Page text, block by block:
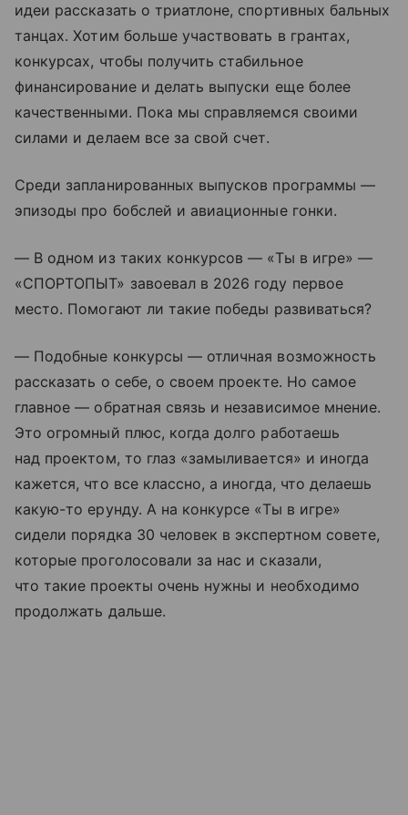
идеи рассказать о триатлоне, спортивных бальных
танцах. Хотим больше участвовать в грантах,
конкурсах, чтобы получить стабильное
финансирование и делать выпуски еще более
качественными. Пока мы справляемся своими
силами и делаем все за свой счет.
Среди запланированных выпусков программы —
эпизоды про бобслей и авиационные гонки.
— В одном из таких конкурсов — «Ты в игре» —
«СПОРТОПЫТ» завоевал в 2026 году первое
место. Помогают ли такие победы развиваться?
— Подобные конкурсы — отличная возможность
рассказать о себе, о своем проекте. Но самое
главное — обратная связь и независимое мнение.
Это огромный плюс, когда долго работаешь
над проектом, то глаз «замыливается» и иногда
кажется, что все классно, а иногда, что делаешь
какую-то ерунду. А на конкурсе «Ты в игре»
сидели порядка 30 человек в экспертном совете,
которые проголосовали за нас и сказали,
что такие проекты очень нужны и необходимо
продолжать дальше.